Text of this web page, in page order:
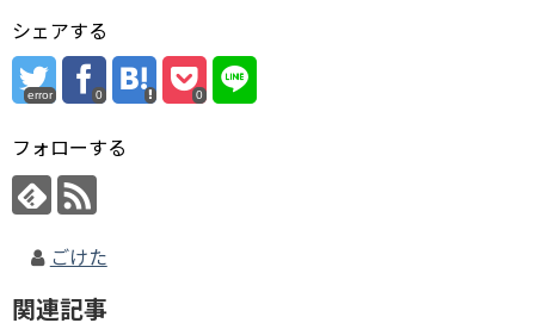
シェアする
error 0 0
フォローする
ごけた
関連記事